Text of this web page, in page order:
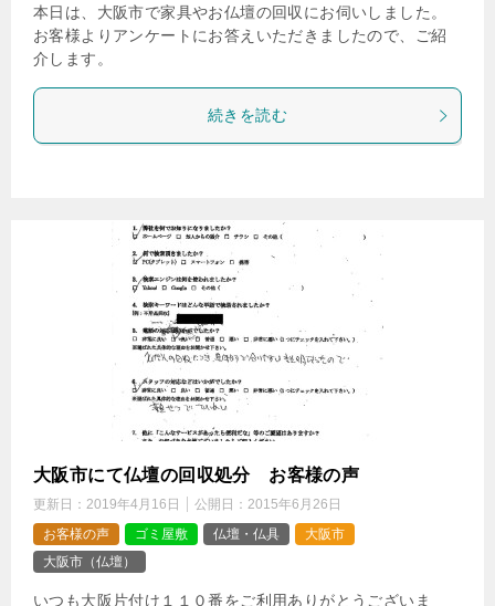
本日は、大阪市で家具やお仏壇の回収にお伺いしました。
お客様よりアンケートにお答えいただきましたので、ご紹
介します。
続きを読む
大阪市にて仏壇の回収処分 お客様の声
更新日： 2019年4月16日 公開日： 2015年6月26日
お客様の声
ゴミ屋敷 仏壇・仏具
大阪市
大阪市（仏壇）
いつも大阪片付け１１０番をご利用ありがとうございま